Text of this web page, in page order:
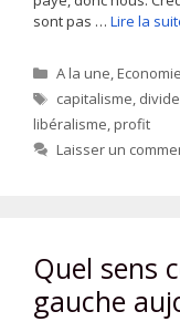
sont pas … Lire la
Catégories
A la une,Economie
Étiquettes
capitalisme,
libéralisme,profit
Laisser un
Quel sens
gauche